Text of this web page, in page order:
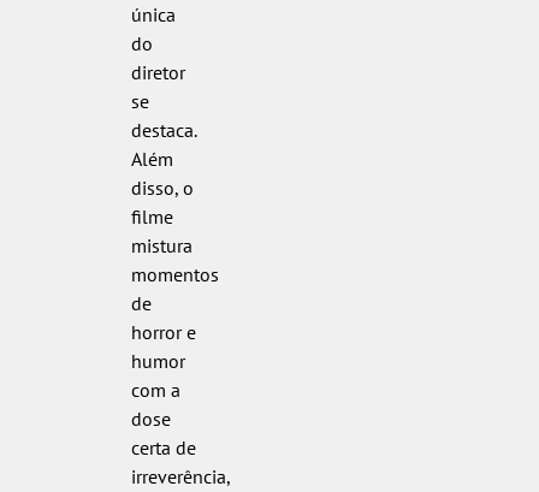
única
do
diretor
se
destaca.
Além
disso, o
filme
mistura
momentos
de
horror e
humor
com a
dose
certa de
irreverência,